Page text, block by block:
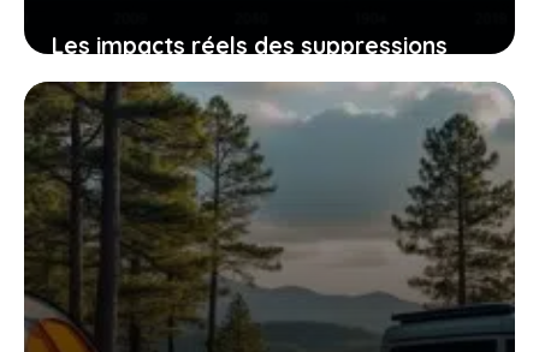
Les impacts réels des suppressions
des zfe sur la pollution de l’air et vos
habitudes de conduite
7 janvier 2026